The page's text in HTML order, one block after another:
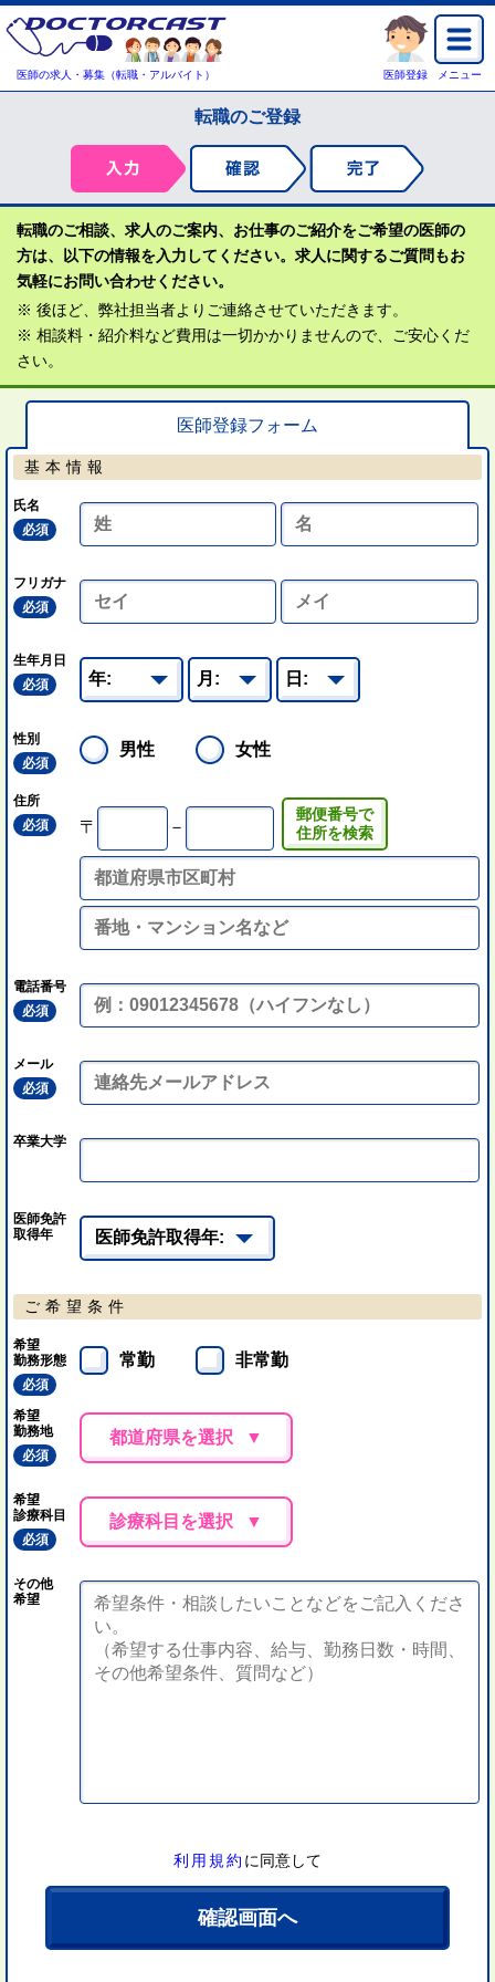
医師の求人・募集（転職・アルバイト） 医師登録 メニュー
転職のご登録
転職のご相談、求人のご案内、お仕事のご紹介をご希望の医師の
方は、以下の情報を入力してください。求人に関するご質問もお
気軽にお問い合わせください。
※ 後ほど、弊社担当者よりご連絡させていただきます。
※ 相談料・紹介料など費用は一切かかりませんので、ご安心くだ
さい。
医師登録フォーム
基本情報
氏名
必須
フリガナ
必須
生年月日
必須
性別
必須
男性 女性
住所
必須
〒 －
郵便番号で
住所を検索
電話番号
必須
メール
必須
卒業大学
医師免許
取得年
ご希望条件
希望
勤務形態
必須
常勤 非常勤
希望
勤務地
必須
都道府県を選択
希望
診療科目
必須
診療科目を選択
その他
希望
利用規約 に同意して
確認画面へ